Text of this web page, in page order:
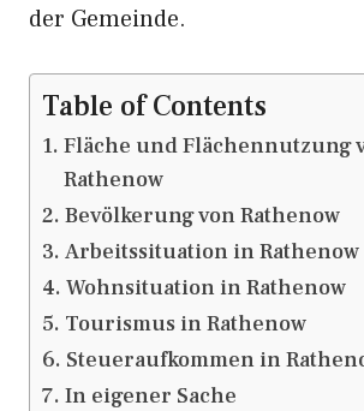
der Gemeinde.
Table of Contents
Fläche und Flächennutzung
Rathenow
Bevölkerung von Rathenow
Arbeitssituation in Rathenow
Wohnsituation in Rathenow
Tourismus in Rathenow
Steueraufkommen in
In eigener Sache